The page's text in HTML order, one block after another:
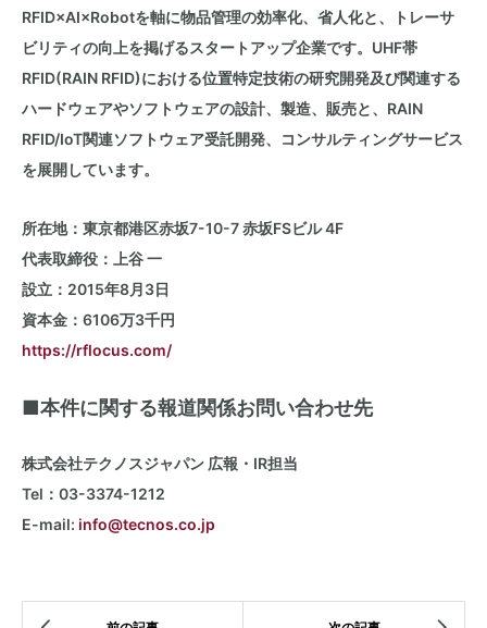
RFID×AI×Robotを軸に物品管理の効率化、省人化と、トレーサ
ビリティの向上を掲げるスタートアップ企業です。UHF帯
RFID(RAIN RFID)における位置特定技術の研究開発及び関連する
ハードウェアやソフトウェアの設計、製造、販売と、RAIN
RFID/IoT関連ソフトウェア受託開発、コンサルティングサービス
を展開しています。
所在地：東京都港区赤坂7-10-7 赤坂FSビル 4F
代表取締役：上谷 一
設立：2015年8月3日
資本金：6106万3千円
https://rflocus.com/
■本件に関する報道関係お問い合わせ先
株式会社テクノスジャパン 広報・IR担当
Tel：03-3374-1212
E-mail: info@tecnos.co.jp